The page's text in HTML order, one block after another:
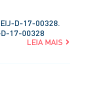
D-17-00328.
17-00328
LEIA MAIS